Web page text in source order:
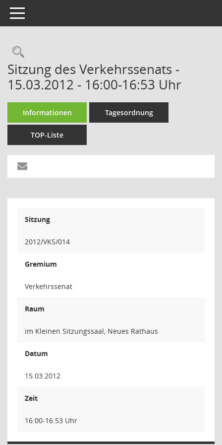
Toggle navigation
Rechercheauswahl
Sitzung des Verkehrssenats -
15.03.2012 - 16:00-16:53 Uhr
Informationen Tagesordnung
TOP-Liste
Sitzung
2012/VKS/014
Gremium
Verkehrssenat
Raum
im Kleinen Sitzungssaal, Neues Rathaus
Datum
15.03.2012
Zeit
16:00-16:53 Uhr